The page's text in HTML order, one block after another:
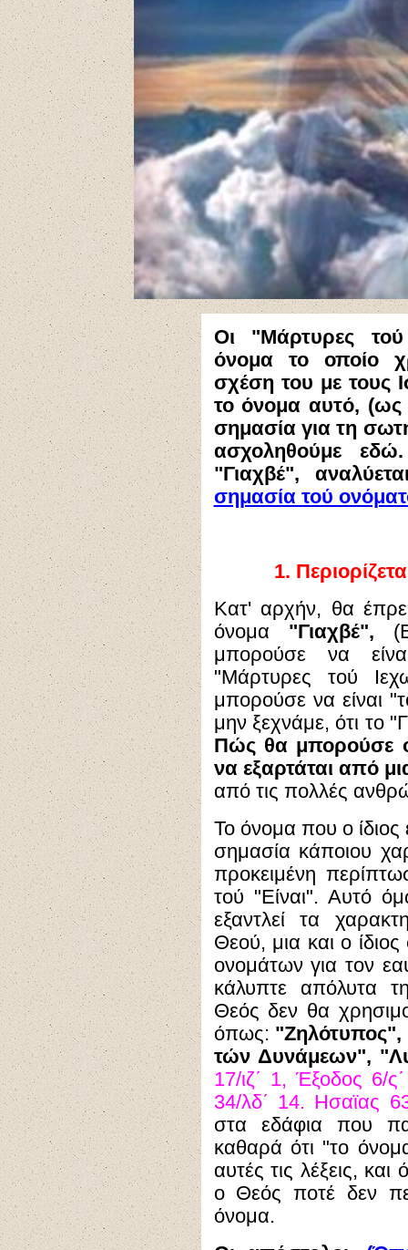
Οι "Μάρτυρες
όνομα το οποίο
σχέση του με τους
το όνομα αυτό, (ως
σημασία για τη
ασχοληθούμε
"Γιαχβέ",
σημασία τού
1.
Κατ' αρχήν, θα
όνομα "Γιαχβέ",
μπορούσε να
"Μάρτυρες τού
μπορούσε να είναι
μην ξεχνάμε, ότι το
Πώς θα μπορούσε
να εξαρτάται από
από τις πολλές
Το όνομα που ο ίδιος
σημασία κάποιου
προκειμένη
τού "Είναι". Αυτό
εξαντλεί τα
Θεού, μια και ο
ονομάτων για τον
κάλυπτε απόλυτα
Θεός δεν θα
όπως:
τών Δυνάμεων",
17/ιζ΄ 1, Έξοδος 6/
34/λδ΄ 14. Ησαϊας
στα εδάφια που
καθαρά ότι "το
αυτές τις λέξεις,
ο Θεός ποτέ δεν
όνομα.